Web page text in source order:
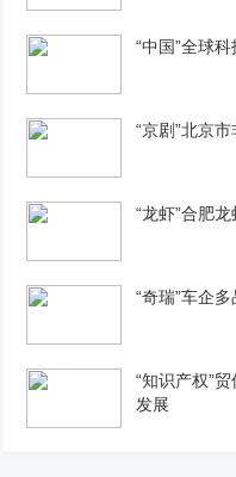
“中国”全球
“京剧”北京
“龙虾”合肥
“奇瑞”车企
“知识产权”
发展